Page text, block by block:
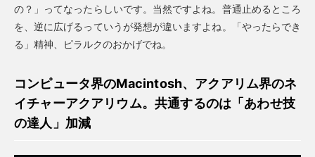
の？」ってなったらしいです。当然ですよね。普通止めるところ
を、逆に広げるっていうが発想が違いますよね。「やったらでき
る」精神、ピラルクのおかげでね。
コンピュータ界のMacintosh、アクアリム界のネ
イチャーアクアリウム。共通するのは「あわせ技
の達人」加減